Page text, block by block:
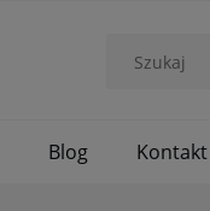
Blog Kontakt